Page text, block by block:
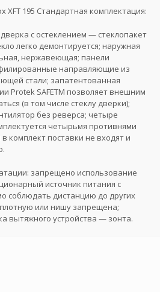
XFT 195 Стандартная комплектация:
с остеклением — стеклопакет
легко демонтируется; наружная
нержавеющая; панели
направляющие из
стали; запатентованная
Protek SAFETM позволяет внешним
(в том числе стеклу дверки);
без реверса; четыре
четырьмя противнями
комплект поставки не входят и
запрещено использование
источник питания с
соблюдать дистанцию до других
или нишу запрещена;
вытяжного устройства — зонта.